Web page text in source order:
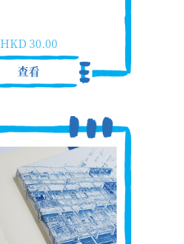
HKD 30.00
查看